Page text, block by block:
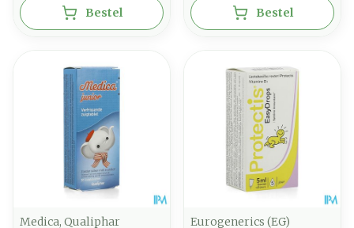
Bestel Bestel
Medica, Qualiphar
Eurogenerics (EG)